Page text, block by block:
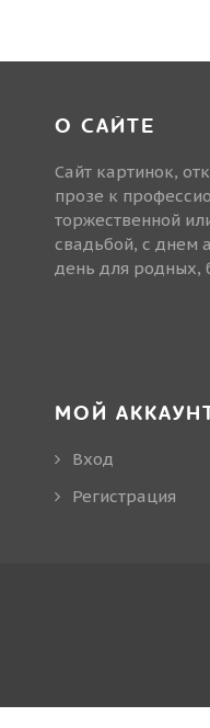
О САЙТЕ
Сайт картинок,
прозе к
торжественной
свадьбой, с днем
день для родных,
МОЙ
Вход
Регистрация